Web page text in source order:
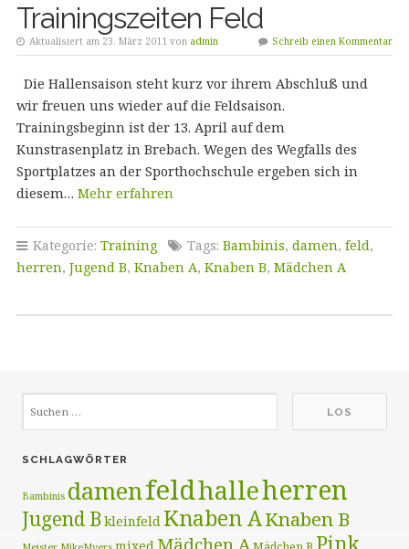
Trainingszeiten Feld
Aktualisiert am 23. März 2011 von admin Schreib einen Kommentar
Die Hallensaison steht kurz vor ihrem Abschluß und
wir freuen uns wieder auf die Feldsaison.
Trainingsbeginn ist der 13. April auf dem
Kunstrasenplatz in Brebach. Wegen des Wegfalls des
Sportplatzes an der Sporthochschule ergeben sich in
diesem… Mehr erfahren
Kategorie: Training Tags: Bambinis, damen, feld,
herren, Jugend B, Knaben A, Knaben B, Mädchen A
SCHLAGWÖRTER
Bambinis damenfeldhalleherren
Jugend B kleinfeld Knaben AKnaben B
Pink